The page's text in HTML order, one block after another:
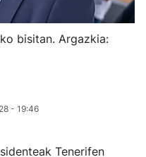
bisitan. Argazkia:
- 19:46
Tenerifen